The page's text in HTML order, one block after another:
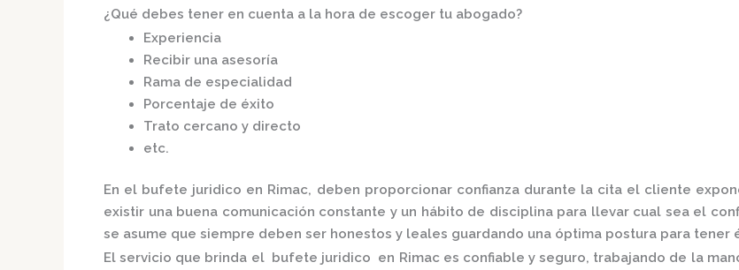
¿Qué debes tener en cuenta a la hora de escoger tu abogado?
Experiencia
Recibir una asesoría
Rama de especialidad
Porcentaje de éxito
Trato cercano y directo
etc.
En el bufete juridico en Rimac, deben proporcionar confianza durante la cita el cliente
existir una buena comunicación constante y un hábito de disciplina para llevar cual sea el
se asume que siempre deben ser honestos y leales guardando una óptima postura para tener
El servicio que brinda el bufete juridico en Rimac es confiable y seguro, trabajando de la